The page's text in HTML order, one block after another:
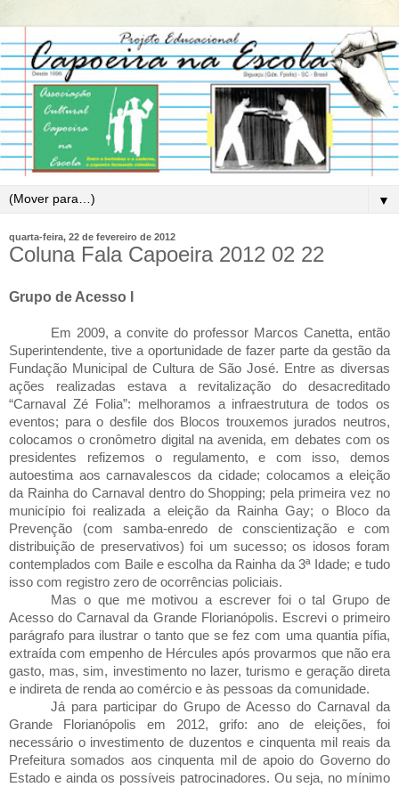
▼
quarta-feira, 22 de fevereiro de 2012
Coluna Fala Capoeira 2012 02 22
Grupo de Acesso I
Em 2009, a convite do professor Marcos Canetta, então
Superintendente, tive a oportunidade de fazer parte da gestão da
Fundação Municipal de Cultura de São José. Entre as diversas
ações realizadas estava a revitalização do desacreditado
“Carnaval Zé Folia”: melhoramos a infraestrutura de todos os
eventos; para o desfile dos Blocos trouxemos jurados neutros,
colocamos o cronômetro digital na avenida, em debates com os
presidentes refizemos o regulamento, e com isso, demos
autoestima aos carnavalescos da cidade; colocamos a eleição
da Rainha do Carnaval dentro do Shopping; pela primeira vez no
município foi realizada a eleição da Rainha Gay; o Bloco da
Prevenção (com samba-enredo de conscientização e com
distribuição de preservativos) foi um sucesso; os idosos foram
contemplados com Baile e escolha da Rainha da 3ª Idade; e tudo
isso com registro zero de ocorrências policiais.
Mas o que me motivou a escrever foi o tal Grupo de
Acesso do Carnaval da Grande Florianópolis. Escrevi o primeiro
parágrafo para ilustrar o tanto que se fez com uma quantia pífia,
extraída com empenho de Hércules após provarmos que não era
gasto, mas, sim, investimento no lazer, turismo e geração direta
e indireta de renda ao comércio e às pessoas da comunidade.
Já para participar do Grupo de Acesso do Carnaval da
Grande Florianópolis em 2012, grifo: ano de eleições, foi
necessário o investimento de duzentos e cinquenta mil reais da
Prefeitura somados aos cinquenta mil de apoio do Governo do
Estado e ainda os possíveis patrocinadores. Ou seja, no mínimo